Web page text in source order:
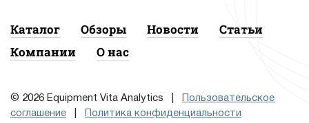
Каталог Обзоры Новости
Статьи
Компании
О нас
© 2026 Equipment Vita Analytics |
Пользовательское
соглашение
Политика конфиденциальности